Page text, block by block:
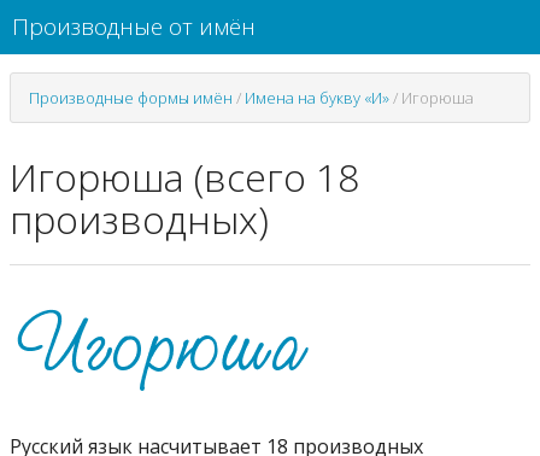
Производные от имён
Производные формы имён / Имена на букву «И»/ Игорюша
Игорюша (всего 18
производных)
Русский язык насчитывает 18 производных